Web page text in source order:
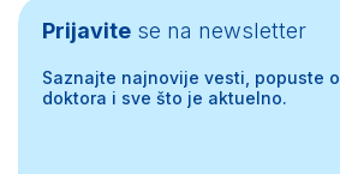
Prijavite se na newsletter
Saznajte najnovije vesti, popuste
doktora i sve što je aktuelno.